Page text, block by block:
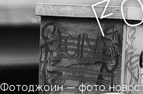
F
Фотоджоин — фото